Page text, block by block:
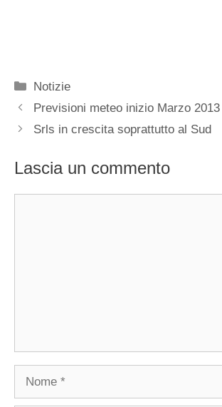
Categorie
Notizie
Previsioni meteo inizio Marzo 2013
Srls in crescita soprattutto al Sud
Lascia un commento
Nome